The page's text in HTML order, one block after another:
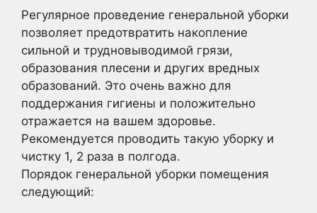
Регулярное проведение генеральной уборки
позволяет предотвратить накопление
сильной и трудновыводимой грязи,
образования плесени и других вредных
образований. Это очень важно для
поддержания гигиены и положительно
отражается на вашем здоровье.
Рекомендуется проводить такую уборку и
чистку 1, 2 раза в полгода.
Порядок генеральной уборки помещения
следующий: